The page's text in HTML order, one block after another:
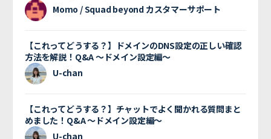
Momo / Squad beyond カスタマーサポート
【これってどうする？】ドメインのDNS設定の正しい確認
方法を解説！Q&A 〜ドメイン設定編〜
U-chan
【これってどうする？】チャットでよく聞かれる質問まと
めました！Q&A 〜ドメイン設定編〜
U-chan